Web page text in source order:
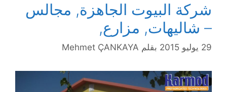
شركة البيوت الجاهزة, مجالس
– شاليهات, مزارع,
29 يوليو 2015 بقلم Mehmet ÇANKAYA